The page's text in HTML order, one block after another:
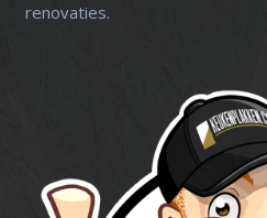
renovaties.